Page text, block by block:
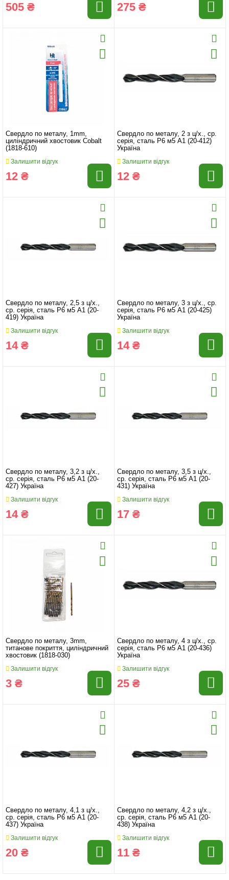
505 ₴ 275 ₴
Свердло по металу, 1mm,
циліндричний хвостовик Cobalt
(1818-610)
Залишити відгук
12 ₴
Свердло по металу, 2 з ц/х., ср.
серія, сталь Р6 м5 А1 (20-412)
Україна
Залишити відгук
12 ₴
Свердло по металу, 2,5 з ц/х.,
ср. серія, сталь Р6 м5 А1 (20-
419) Україна
Залишити відгук
14 ₴
Свердло по металу, 3 з ц/х., ср.
серія, сталь Р6 м5 А1 (20-425)
Україна
Залишити відгук
14 ₴
Свердло по металу, 3,2 з ц/х.,
ср. серія, сталь Р6 м5 А1 (20-
427) Україна
Залишити відгук
14 ₴
Свердло по металу, 3,5 з ц/х.,
ср. серія, сталь Р6 м5 А1 (20-
431) Україна
Залишити відгук
17 ₴
Свердло по металу, 3mm,
титанове покриття, циліндричний
хвостовик (1818-030)
Залишити відгук
3 ₴
Свердло по металу, 4 з ц/х., ср.
серія, сталь Р6 м5 А1 (20-436)
Україна
Залишити відгук
25 ₴
Свердло по металу, 4,1 з ц/х.,
ср. серія, сталь Р6 м5 А1 (20-
437) Україна
Залишити відгук
20 ₴
Свердло по металу, 4,2 з ц/х.,
ср. серія, сталь Р6 м5 А1 (20-
438) Україна
Залишити відгук
11 ₴